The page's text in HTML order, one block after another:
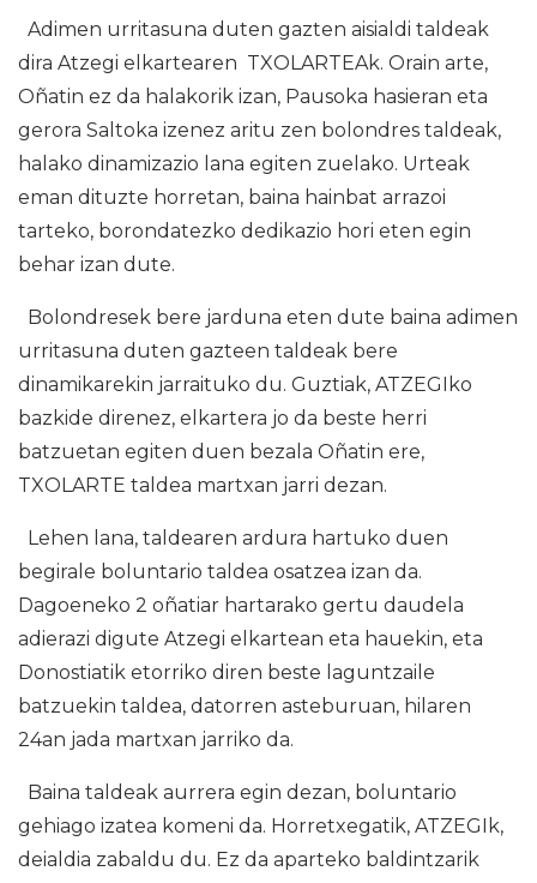
Adimen urritasuna duten gazten aisialdi taldeak
dira Atzegi elkartearen TXOLARTEAk. Orain arte,
Oñatin ez da halakorik izan, Pausoka hasieran eta
gerora Saltoka izenez aritu zen bolondres taldeak,
halako dinamizazio lana egiten zuelako. Urteak
eman dituzte horretan, baina hainbat arrazoi
tarteko, borondatezko dedikazio hori eten egin
behar izan dute.
Bolondresek bere jarduna eten dute baina adimen
urritasuna duten gazteen taldeak bere
dinamikarekin jarraituko du. Guztiak, ATZEGIko
bazkide direnez, elkartera jo da beste herri
batzuetan egiten duen bezala Oñatin ere,
TXOLARTE taldea martxan jarri dezan.
Lehen lana, taldearen ardura hartuko duen
begirale boluntario taldea osatzea izan da.
Dagoeneko 2 oñatiar hartarako gertu daudela
adierazi digute Atzegi elkartean eta hauekin, eta
Donostiatik etorriko diren beste laguntzaile
batzuekin taldea, datorren asteburuan, hilaren
24an jada martxan jarriko da.
Baina taldeak aurrera egin dezan, boluntario
gehiago izatea komeni da. Horretxegatik, ATZEGIk,
deialdia zabaldu du. Ez da aparteko baldintzarik